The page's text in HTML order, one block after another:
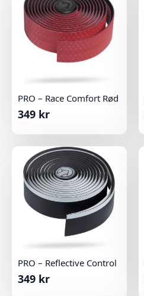
PRO – Race Comfort Rød
349 kr
PRO – Reflective Control
349 kr